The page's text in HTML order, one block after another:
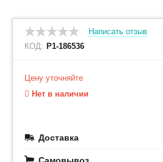
Написать отзыв
КОД: P1-186536
Цену уточняйте
Нет в наличии
Доставка